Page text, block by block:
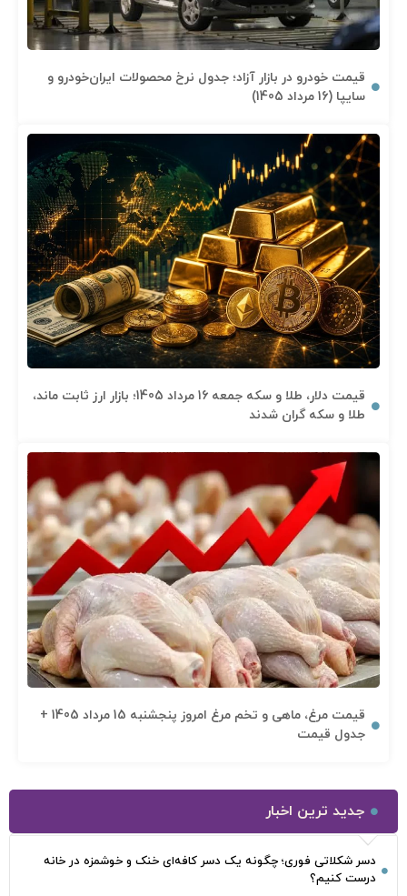
قیمت خودرو در بازار آزاد؛ جدول نرخ محصولات ایران‌خودرو و
سایپا (16 مرداد 1405)
قیمت دلار، طلا و سکه جمعه 16 مرداد 1405؛ بازار ارز ثابت ماند،
طلا و سکه گران شدند
قیمت مرغ، ماهی و تخم مرغ امروز پنجشنبه 15 مرداد 1405 +
جدول قیمت
جدید ترین اخبار
دسر شکلاتی فوری؛ چگونه یک دسر کافه‌ای خنک و خوشمزه در خانه
درست کنیم؟